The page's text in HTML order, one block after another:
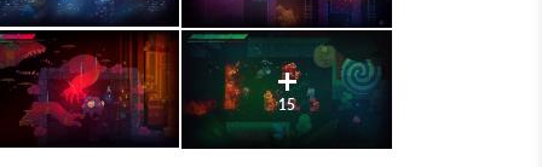
15